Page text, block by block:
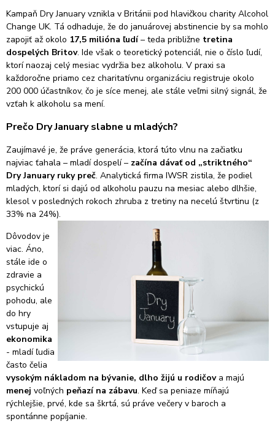
Kampaň Dry January vznikla v Británii pod hlavičkou charity Alcohol
Change UK. Tá odhaduje, že do januárovej abstinencie by sa mohlo
zapojiť až okolo 17,5 milióna ľudí– teda približne tretina
dospelých Britov. Ide však o teoretický potenciál, nie o číslo ľudí,
ktorí naozaj celý mesiac vydržia bez alkoholu. V praxi sa
každoročne priamo cez charitatívnu organizáciu registruje okolo
200 000 účastníkov, čo je síce menej, ale stále veľmi silný signál, že
vzťah k alkoholu sa mení.
Prečo Dry January slabne u mladých?
Zaujímavé je, že práve generácia, ktorá túto vlnu na začiatku
najviac ťahala – mladí dospelí – začína dávať od „striktného“
Dry January ruky preč. Analytická firma IWSR zistila, že podiel
mladých, ktorí si dajú od alkoholu pauzu na mesiac alebo dlhšie,
klesol v posledných rokoch zhruba z tretiny na necelú štvrtinu (z
33% na 24%).
Dôvodov je
viac. Áno,
stále ide o
zdravie a
psychickú
pohodu, ale
do hry
vstupuje aj
ekonomika
- mladí ľudia
často čelia
vysokým nákladom na bývanie, dlho žijú u rodičova majú
menej voľných peňazí na zábavu. Keď sa peniaze míňajú
rýchlejšie, prvé, kde sa škrtá, sú práve večery v baroch a
spontánne popíjanie.